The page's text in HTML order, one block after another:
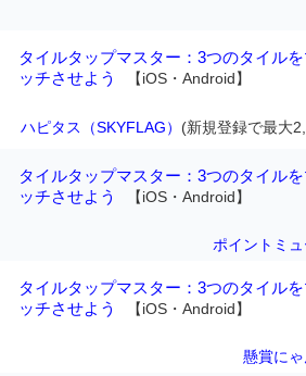
タイルタップマスター：3つのタイルを
ッチさせよう
【iOS・Android】
ハピタス（SKYFLAG） (新規登録で最大
タイルタップマスター：3つのタイルを
ッチさせよう
【iOS・Android】
ポイントミュ
タイルタップマスター：3つのタイルを
ッチさせよう
【iOS・Android】
懸賞にゃ